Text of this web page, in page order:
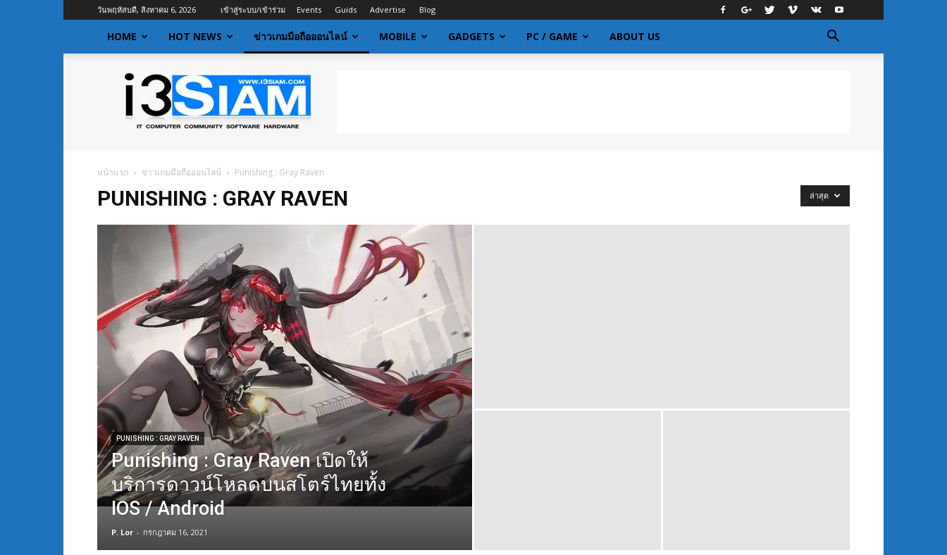
วันพฤหัสบดี, สิงหาคม 6, 2026 เข้าสู่ระบบ/เข้าร่วม Events Guids Advertise Blog
HOME HOT NEWS ข่าวเกมมือถือออนไลน์ MOBILE GADGETS PC / GAME ABOUT US
I3siam
ข่าว
ไอที
ข่าวสาร
กับ
ข่าว
เทคโนโลยี
หน้าแรก ข่าวเกมมือถือออนไลน์ Punishing : Gray Raven
PUNISHING : GRAY RAVEN ล่าสุด
PUNISHING : GRAY RAVEN
Punishing : Gray Raven เปิดให้
บริการดาวน์โหลดบนสโตร์ไทยทั้ง
IOS / Android
P. Lor - กรกฎาคม 16, 2021